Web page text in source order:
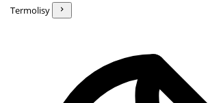
Termolisy